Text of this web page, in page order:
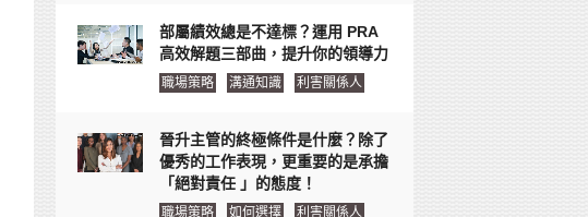
部屬績效總是不達標？運用 PRA
高效解題三部曲，提升你的領導力
職場策略 溝通知識 利害關係人
晉升主管的終極條件是什麼？除了
優秀的工作表現，更重要的是承擔
「絕對責任 」的態度！
職場策略 如何選擇 利害關係人